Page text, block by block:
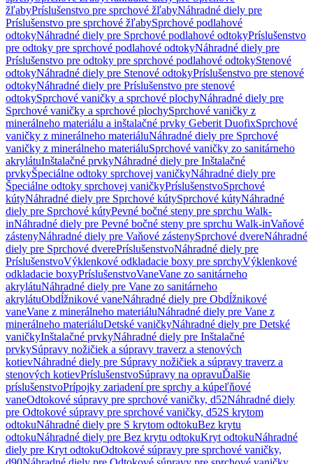
žľabyPríslušenstvo pre sprchové žľabyNáhradné diely pre
Príslušenstvo pre sprchové žľabySprchové podlahové
odtokyNáhradné diely pre Sprchové podlahové odtokyPríslušenstvo
pre odtoky pre sprchové podlahové odtokyNáhradné diely pre
Príslušenstvo pre odtoky pre sprchové podlahové odtokyStenové
odtokyNáhradné diely pre Stenové odtokyPríslušenstvo pre stenové
odtokyNáhradné diely pre Príslušenstvo pre stenové
odtokySprchové vaničky a sprchové plochyNáhradné diely pre
Sprchové vaničky a sprchové plochySprchové vaničky z
minerálneho materiálu a inštalačné prvky Geberit DuofixSprchové
vaničky z minerálneho materiáluNáhradné diely pre Sprchové
vaničky z minerálneho materiáluSprchové vaničky zo sanitárneho
akrylátuInštalačné prvkyNáhradné diely pre Inštalačné
prvkyŠpeciálne odtoky sprchovej vaničkyNáhradné diely pre
Špeciálne odtoky sprchovej vaničkyPríslušenstvoSprchové
kútyNáhradné diely pre Sprchové kútySprchové kútyNáhradné
diely pre Sprchové kútyPevné bočné steny pre sprchu Walk-
inNáhradné diely pre Pevné bočné steny pre sprchu Walk-inVaňové
zástenyNáhradné diely pre Vaňové zástenySprchové dvereNáhradné
diely pre Sprchové dverePríslušenstvoNáhradné diely pre
PríslušenstvoVýklenkové odkladacie boxy pre sprchyVýklenkové
odkladacie boxyPríslušenstvoVaneVane zo sanitárneho
akrylátuNáhradné diely pre Vane zo sanitárneho
akrylátuObdĺžnikové vaneNáhradné diely pre Obdĺžnikové
vaneVane z minerálneho materiáluNáhradné diely pre Vane z
minerálneho materiáluDetské vaničkyNáhradné diely pre Detské
vaničkyInštalačné prvkyNáhradné diely pre Inštalačné
prvkySúpravy nožičiek a súpravy traverz a stenových
kotievNáhradné diely pre Súpravy nožičiek a súpravy traverz a
stenových kotievPríslušenstvoSúpravy na opravuĎalšie
príslušenstvoPrípojky zariadení pre sprchy a kúpeľňové
vaneOdtokové súpravy pre sprchové vaničky, d52Náhradné diely
pre Odtokové súpravy pre sprchové vaničky, d52S krytom
odtokuNáhradné diely pre S krytom odtokuBez krytu
odtokuNáhradné diely pre Bez krytu odtokuKryt odtokuNáhradné
diely pre Kryt odtokuOdtokové súpravy pre sprchové vaničky,